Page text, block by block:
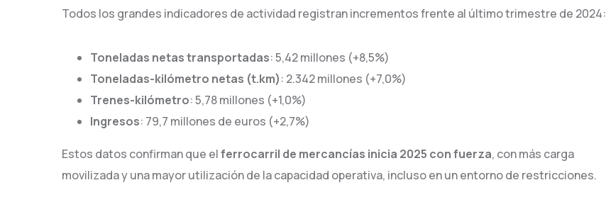
Todos los grandes indicadores de actividad registran incrementos frente al último trimestre de 2024:
Toneladas netas transportadas: 5,42 millones (+8,5%)
Toneladas-kilómetro netas (t.km): 2.342 millones (+7,0%)
Trenes-kilómetro: 5,78 millones (+1,0%)
Ingresos: 79,7 millones de euros (+2,7%)
Estos datos confirman que elferrocarril de mercancías inicia 2025 con fuerza, con más carga
movilizada y una mayor utilización de la capacidad operativa, incluso en un entorno de restricciones.